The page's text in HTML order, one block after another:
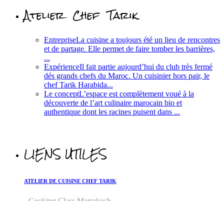
Atelier Chef Tarik
EntrepriseLa cuisine a toujours été un lieu de rencontres
et de partage. Elle permet de faire tomber les barrières,
...
ExpérienceIl fait partie aujourd’hui du club très fermé
dés grands chefs du Maroc. Un cuisinier hors pair, le
chef Tarik Harabida...
Le conceptL’espace est complètement voué à la
découverte de l’art culinaire marocain bio et
authentique dont les racines puisent dans ...
LIENS UTILES
ATELIER DE CUISINE CHEF TARIK